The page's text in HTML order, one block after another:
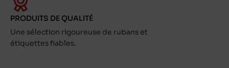
PRODUITS DE QUALITÉ
Une sélection rigoureuse de rubans et
étiquettes fiables.